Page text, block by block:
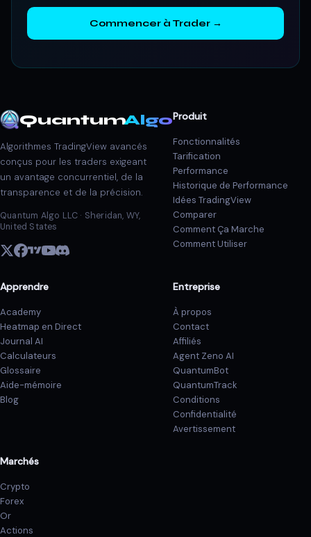
Commencer à Trader →
QuantumAlgo
Algorithmes TradingView avancés
conçus pour les traders exigeant
un avantage concurrentiel, de la
transparence et de la précision.
Quantum Algo LLC · Sheridan, WY,
United States
Produit
Fonctionnalités
Tarification
Performance
Historique de Performance
Idées TradingView
Comparer
Comment Ça Marche
Comment Utiliser
Apprendre
Academy
Heatmap en Direct
Journal AI
Calculateurs
Glossaire
Aide-mémoire
Blog
Entreprise
À propos
Contact
Affiliés
Agent Zeno AI
QuantumBot
QuantumTrack
Conditions
Confidentialité
Avertissement
Marchés
Crypto
Forex
Or
Actions